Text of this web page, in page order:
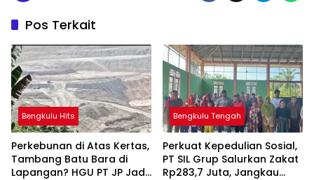
Pos Terkait
Bengkulu Hits
Perkebunan di Atas Kertas,
Tambang Batu Bara di
Lapangan? HGU PT JP Jadi
Bengkulu Tengah
Perkuat Kepedulian Sosial,
PT SIL Grup Salurkan Zakat
Rp283,7 Juta, Jangkau